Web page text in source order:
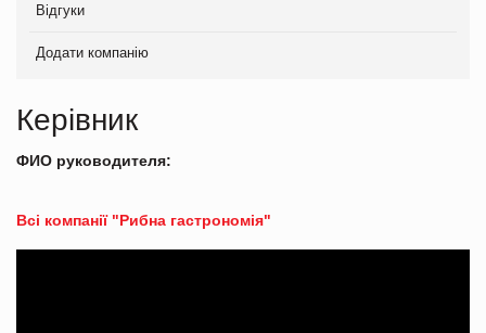
Відгуки
Додати компанію
Керівник
ФИО руководителя:
Всі компанії "Рибна гастрономія"